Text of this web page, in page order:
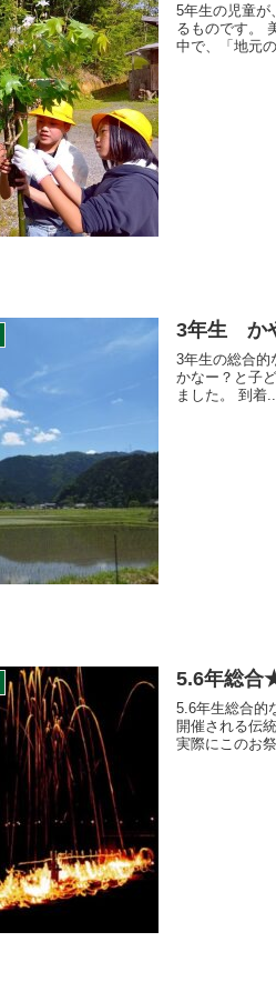
5年生の児童が
るものです。
中で、「地元の
3年生 か
3年生の総合的
かなー？と子
ました。 到着
5.6年総合
5.6年生総合的
開催される伝
実際にこのお